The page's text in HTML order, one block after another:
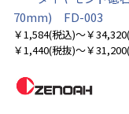
70mm) FD-003
￥1,584(税込)～￥34,320
￥1,440(税抜)～￥31,200